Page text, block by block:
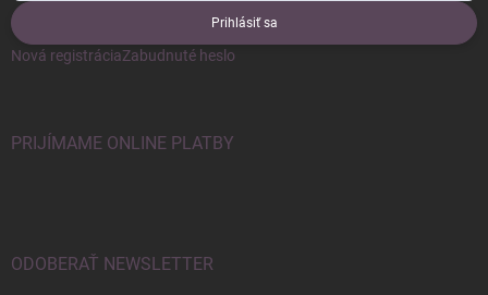
Prihlásiť sa
Nová registráciaZabudnuté heslo
PRIJÍMAME ONLINE PLATBY
ODOBERAŤ NEWSLETTER